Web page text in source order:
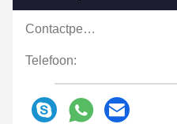
Contactpersonen:
Telefoon: